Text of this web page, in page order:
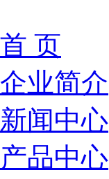
首 页
企业简介
新闻中心
产品中心